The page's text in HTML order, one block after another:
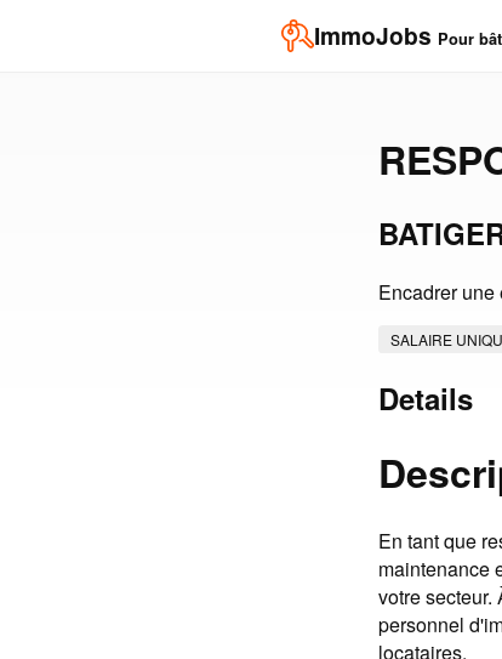
ImmoJobs Pour
Encadrer
SALAIRE
Details
En tant que
maintenance
votre secteur.
personnel
locataires.